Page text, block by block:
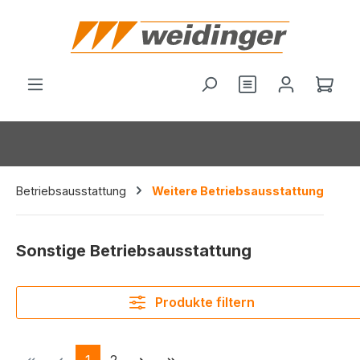
springen
Du hast 0
Betriebsausstattung Weitere Betriebsausstattung
Sonstige Betriebsausstattung
Produkte filtern